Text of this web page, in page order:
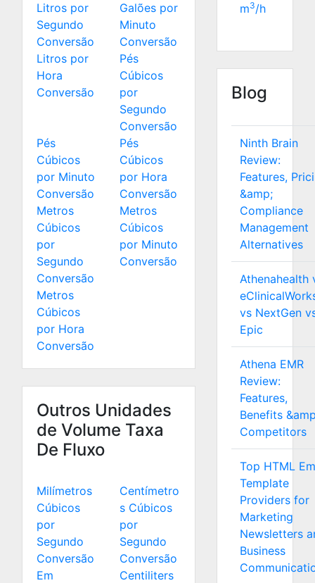
Litros por
Segundo
Conversão
Galões por
Minuto
Conversão
Litros por
Hora
Conversão
Pés
Cúbicos
por
Segundo
Conversão
Pés
Cúbicos
por Minuto
Conversão
Pés
Cúbicos
por Hora
Conversão
Metros
Cúbicos
por
Segundo
Conversão
Metros
Cúbicos
por Minuto
Conversão
Metros
Cúbicos
por Hora
Conversão
Outros Unidades
de Volume Taxa
De Fluxo
Milímetros
Cúbicos
por
Segundo
Conversão
Centímetro
s Cúbicos
por
Segundo
Conversão
Em
Centiliters
m3/h
Blog
Ninth Brain
Review:
Features,
&amp;
Compliance
Management
Alternatives
Athenahealth
vs NextGen
Epic
Athena EMR
Review:
Features,
Benefits
Competitors
Top HTML
Template
Providers for
Marketing
Newsletters
Business